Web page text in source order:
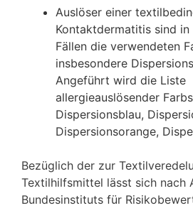
Auslöser einer
Kontaktdermatitis sind in
Fällen die verwendeten
insbesondere
Angeführt wird die Liste
allergieauslösender
Dispersionsblau,
Dispersionsorange,
Bezüglich der zur
Textilhilfsmittel lässt sich nach
Bundesinstituts für